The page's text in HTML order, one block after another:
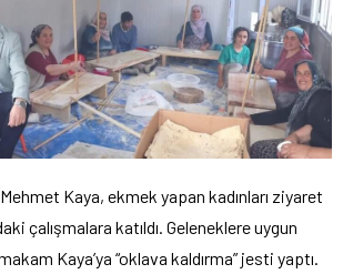
Kaya, ekmek yapan kadınları ziyaret
çalışmalara katıldı. Geleneklere uygun
Kaya’ya “oklava kaldırma” jesti yaptı.